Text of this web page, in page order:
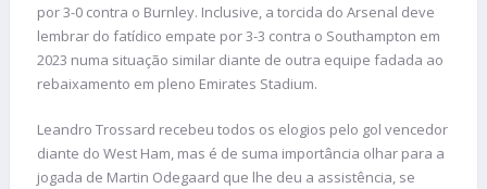
por 3-0 contra o Burnley. Inclusive, a torcida do Arsenal deve
lembrar do fatídico empate por 3-3 contra o Southampton em
2023 numa situação similar diante de outra equipe fadada ao
rebaixamento em pleno Emirates Stadium.
Leandro Trossard recebeu todos os elogios pelo gol vencedor
diante do West Ham, mas é de suma importância olhar para a
jogada de Martin Odegaard que lhe deu a assistência, se